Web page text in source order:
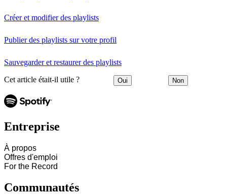
Créer et modifier des playlists
Publier des playlists sur votre profil
Sauvegarder et restaurer des playlists
Cet article était-il utile ? Oui Non
Entreprise
À propos
Offres d'emploi
For the Record
Communautés